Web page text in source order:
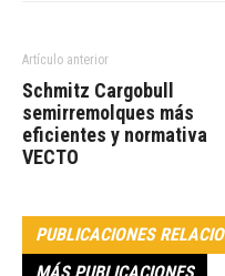
Artículo anterior
Schmitz Cargobull
semirremolques más
eficientes y normativa
VECTO
PUBLICACIONES